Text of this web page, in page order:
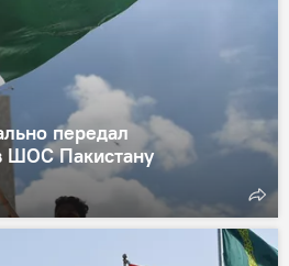
передал
ШОС Пакистану